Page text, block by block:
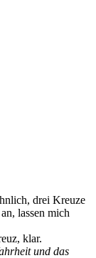
Texte
drei Kreuze
lassen mich
klar.
und das